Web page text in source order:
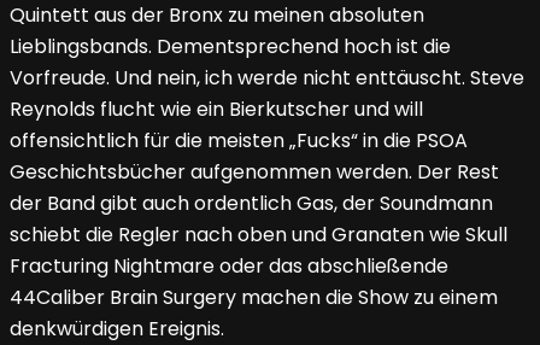
Quintett aus der Bronx zu meinen absoluten
Lieblingsbands. Dementsprechend hoch ist die
Vorfreude. Und nein, ich werde nicht enttäuscht. Steve
Reynolds flucht wie ein Bierkutscher und will
offensichtlich für die meisten „Fucks“ in die PSOA
Geschichtsbücher aufgenommen werden. Der Rest
der Band gibt auch ordentlich Gas, der Soundmann
schiebt die Regler nach oben und Granaten wie Skull
Fracturing Nightmare oder das abschließende
44Caliber Brain Surgery machen die Show zu einem
denkwürdigen Ereignis.